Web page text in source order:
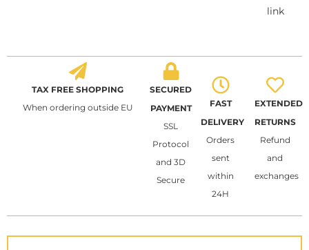
link
TAX FREE SHOPPING
When ordering outside EU
SECURED
PAYMENT
SSL
Protocol
and 3D
Secure
FAST
DELIVERY
Orders
sent
within
24H
EXTENDED
RETURNS
Refund
and
exchanges